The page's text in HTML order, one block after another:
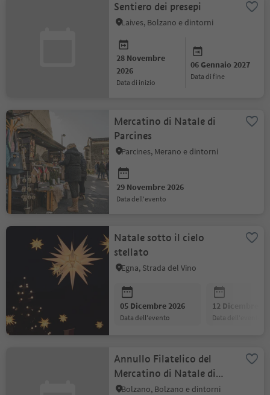
Sentiero dei presepi
Laives, Bolzano e dintorni
28 Novembre
2026
data di inizio
06 Gennaio 2027
data di fine
Mercatino di Natale di
Parcines
Parcines, Merano e dintorni
29 Novembre 2026
data dell'evento
Natale sotto il cielo
stellato
Egna, Strada del Vino
05 Dicembre 2026
data dell'evento
12 Dicembre
data dell'evento
Annullo Filatelico del
Mercatino di Natale di
Bolzano 2026
Bolzano, Bolzano e dintorni